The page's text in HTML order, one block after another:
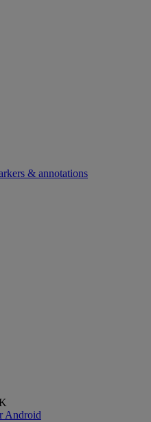
& annotations
Android